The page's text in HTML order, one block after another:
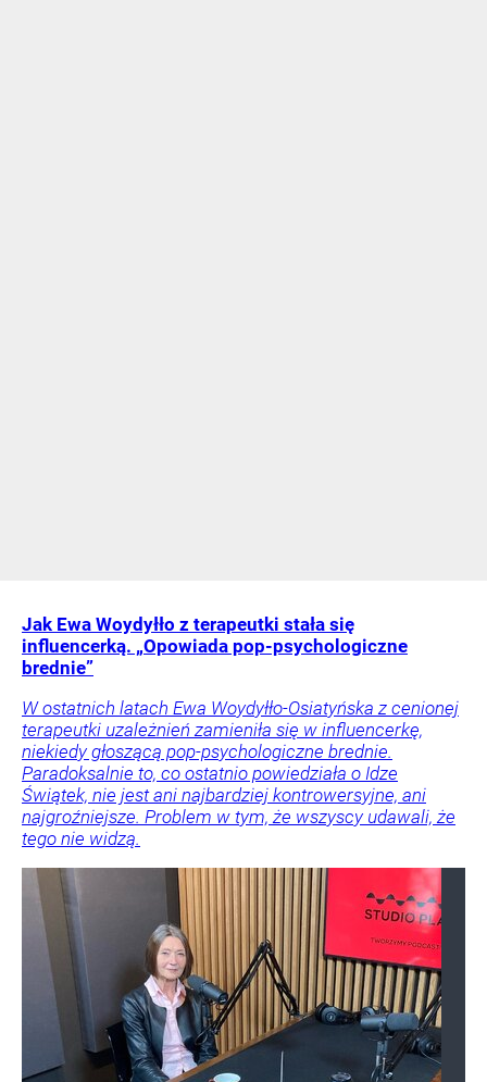
Jak Ewa Woydyłło z terapeutki stała się
influencerką. „Opowiada pop-psychologiczne
brednie”
W ostatnich latach Ewa Woydyłło-Osiatyńska z cenionej
terapeutki uzależnień zamieniła się w influencerkę,
niekiedy głoszącą pop-psychologiczne brednie.
Paradoksalnie to, co ostatnio powiedziała o Idze
Świątek, nie jest ani najbardziej kontrowersyjne, ani
najgroźniejsze. Problem w tym, że wszyscy udawali, że
tego nie widzą.